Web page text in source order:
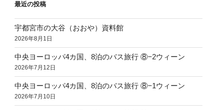
最近の投稿
宇都宮市の大谷（おおや）資料館
2026年8月1日
中央ヨーロッパ4カ国、8泊のバス旅行 ⑧−2ウィーン
2026年7月12日
中央ヨーロッパ4カ国、8泊のバス旅行 ⑧−1ウィーン
2026年7月10日